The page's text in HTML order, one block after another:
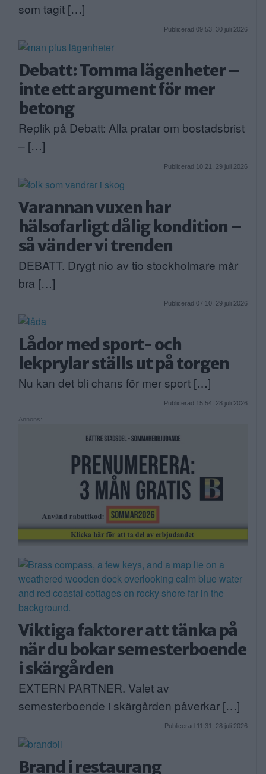
som tagit […]
Publicerad 09:53, 30 juli 2026
Debatt: Tomma lägenheter –
inte ett argument för mer
betong
Replik på Debatt: Alla pratar om bostadsbrist
– […]
Publicerad 10:21, 29 juli 2026
Varannan vuxen har
hälsofarligt dålig kondition –
så vänder vi trenden
DEBATT. Drygt nio av tio stockholmare mår
bra […]
Publicerad 07:10, 29 juli 2026
Lådor med sport- och
lekprylar ställs ut på torgen
Nu kan det bli chans för mer sport […]
Publicerad 15:54, 28 juli 2026
Annons:
Viktiga faktorer att tänka på
när du bokar semesterboende
i skärgården
EXTERN PARTNER. Valet av
semesterboende i skärgården påverkar […]
Publicerad 11:31, 28 juli 2026
Brand i restaurang